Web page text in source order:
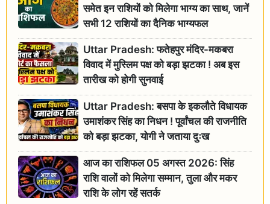
समेत इन राशियों को मिलेगा भाग्य का साथ, जानें
सभी 12 राशियों का दैनिक भाग्यफल
Uttar Pradesh: फतेहपुर मंदिर-मकबरा
विवाद में मुस्लिम पक्ष को बड़ा झटका ! अब इस
तारीख को होगी सुनवाई
Uttar Pradesh: बसपा के इकलौते विधायक
उमाशंकर सिंह का निधन ! पूर्वांचल की राजनीति
को बड़ा झटका, योगी ने जताया दुःख
आज का राशिफल 05 अगस्त 2026: सिंह
राशि वालों को मिलेगा सम्मान, तुला और मकर
राशि के लोग रहें सतर्क